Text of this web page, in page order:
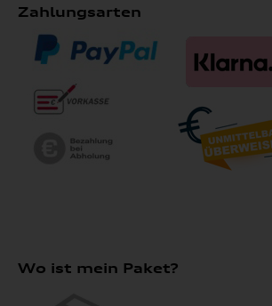
Zahlungsarten
Wo ist mein Paket?